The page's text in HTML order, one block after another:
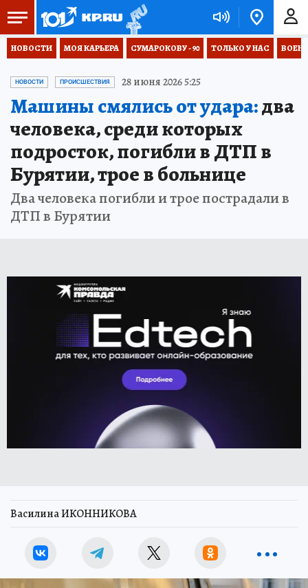
НОВОСТИ МОЯ КАРЬЕРА СУМАРОКОВУ - 90 ТОЛЬКО У НАС
НОВОСТИ ПРОИСШЕСТВИЯ 28 июня 2026 5:25
Машины смялись от удара:два
человека, среди которых
подросток, погибли в ДТП в
Бурятии, трое в больнице
Два человека погибли и трое пострадали в
ДТП в Бурятии
Василина ИКОННИКОВА